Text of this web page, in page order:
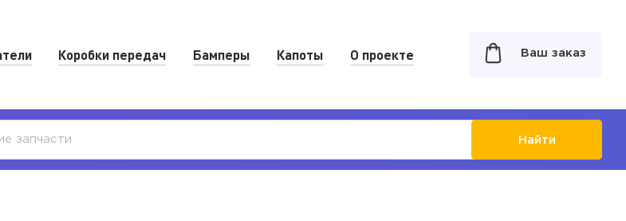
Коробки передач Бамперы Капоты О проекте Ваш заказ
Найти